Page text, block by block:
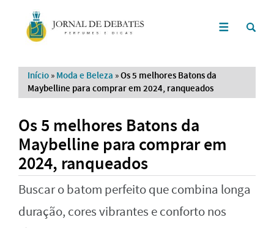
Início » Moda e Beleza »Os 5 melhores Batons da
Maybelline para comprar em 2024, ranqueados
Os 5 melhores Batons da
Maybelline para comprar em
2024, ranqueados
Buscar o batom perfeito que combina longa
duração, cores vibrantes e conforto nos